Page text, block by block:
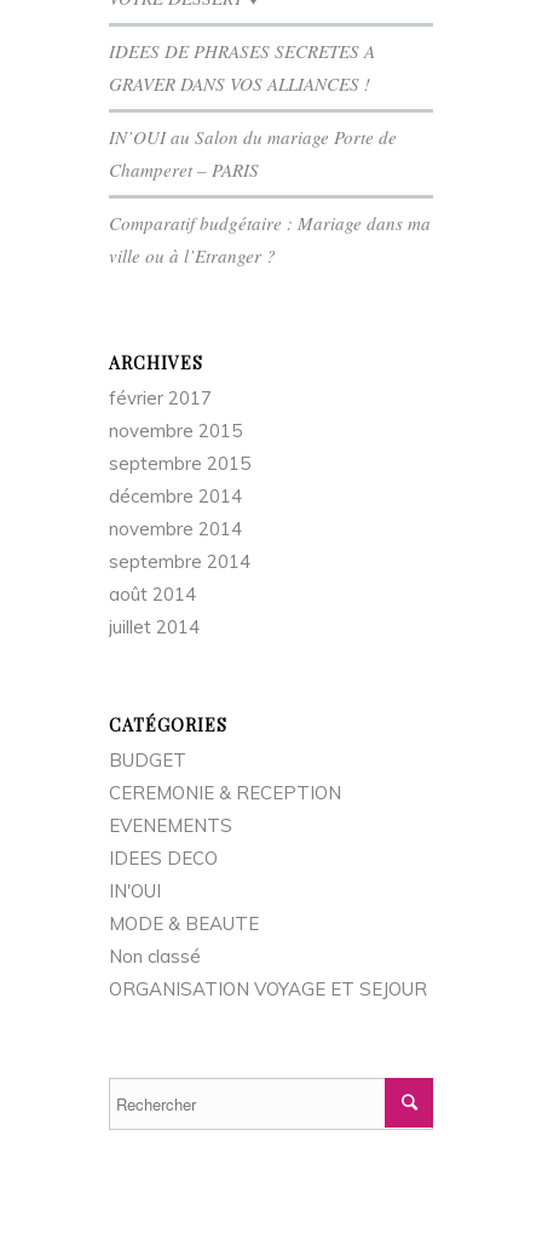
IDEES DE PHRASES SECRETES A
GRAVER DANS VOS ALLIANCES !
IN’OUI au Salon du mariage Porte de
Champeret – PARIS
Comparatif budgétaire : Mariage dans ma
ville ou à l’Etranger ?
ARCHIVES
février 2017
novembre 2015
septembre 2015
décembre 2014
novembre 2014
septembre 2014
août 2014
juillet 2014
CATÉGORIES
BUDGET
CEREMONIE & RECEPTION
EVENEMENTS
IDEES DECO
IN'OUI
MODE & BEAUTE
Non classé
ORGANISATION VOYAGE ET SEJOUR